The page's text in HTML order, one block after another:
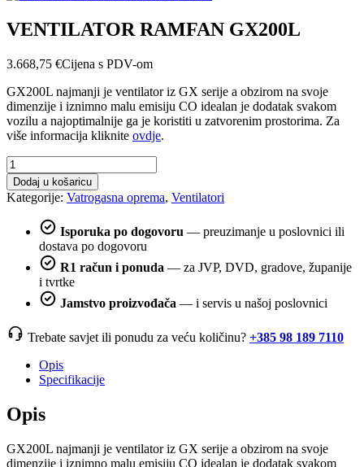
VENTILATOR RAMFAN GX200L
3.668,75 €Cijena s PDV-om
GX200L najmanji je ventilator iz GX serije a obzirom na svoje
dimenzije i iznimno malu emisiju CO idealan je dodatak svakom
vozilu a najoptimalnije ga je koristiti u zatvorenim prostorima. Za
više informacija kliknite ovdje.
VENTILATOR
RAMFAN
GX200L
količina
Dodaj u košaricu
Kategorije: Vatrogasna oprema, Ventilatori
Isporuka po dogovoru — preuzimanje u poslovnici ili
dostava po dogovoru
R1 račun i ponuda — za JVP, DVD, gradove, županije
i tvrtke
Jamstvo proizvođača — i servis u našoj poslovnici
Trebate savjet ili ponudu za veću količinu? +385 98 189 7110
Opis
Specifikacije
Opis
GX200L najmanji je ventilator iz GX serije a obzirom na svoje
dimenzije i iznimno malu emisiju CO idealan je dodatak svakom